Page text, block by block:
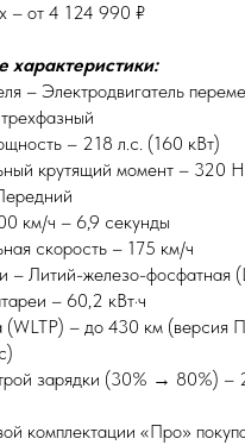
– от 4 124 990 ₽
характеристики:
– Электродвигатель
– 218 л.с. (160 кВт)
крутящий момент – 320
км/ч – 6,9 секунды
скорость – 175 км/ч
– Литий-железо-фосфатная
– 60,2 кВт·ч
(WLTP) – до 430 км (версия
зарядки (30% → 80%) –
комплектации «Про»